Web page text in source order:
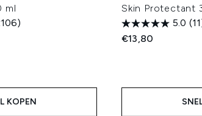
ml
KOPEN
Skin Protectant
5.0
€13,80